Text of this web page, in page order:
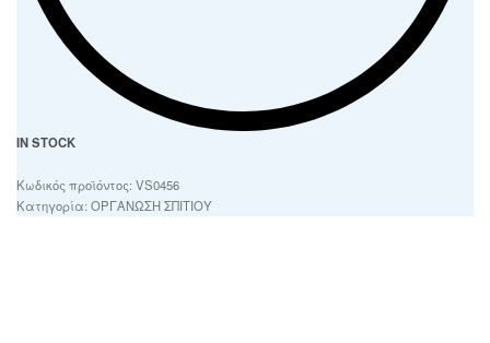
IN STOCK
VS0456
Κατηγορία: ΟΡΓΑΝΩΣΗ ΣΠΙΤΙΟΥ